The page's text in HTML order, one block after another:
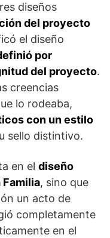
diseños
del proyecto
el diseño
por
del proyecto.
creencias
lo rodeaba,
con un estilo
sello distintivo.
en el diseño
, sino que
un acto de
completamente
en el